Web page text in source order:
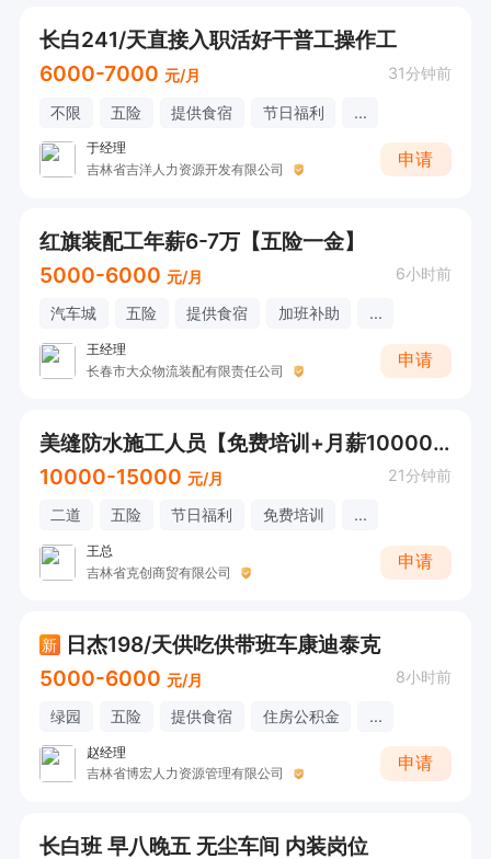
长白241/天直接入职活好干普工操作工
6000-7000 元/月 31分钟前
不限 五险 提供食宿 节日福利 ...
于经理
吉林省吉洋人力资源开发有限公司
申请
红旗装配工年薪6-7万【五险一金】
5000-6000 元/月 6小时前
汽车城 五险 提供食宿 加班补助 ...
王经理
长春市大众物流装配有限责任公司
申请
美缝防水施工人员【免费培训+月薪10000+】
10000-15000 元/月 21分钟前
二道 五险 节日福利 免费培训 ...
王总
吉林省克创商贸有限公司
申请
新
日杰198/天供吃供带班车康迪泰克
5000-6000 元/月 8小时前
绿园 五险 提供食宿 住房公积金 ...
赵经理
吉林省博宏人力资源管理有限公司
申请
长白班 早八晚五 无尘车间 内装岗位